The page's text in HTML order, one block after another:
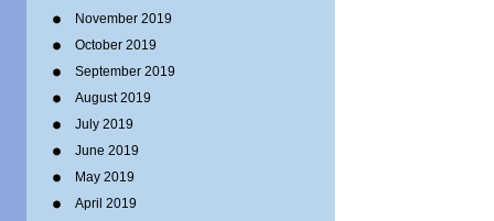
November 2019
October 2019
September 2019
August 2019
July 2019
June 2019
May 2019
April 2019